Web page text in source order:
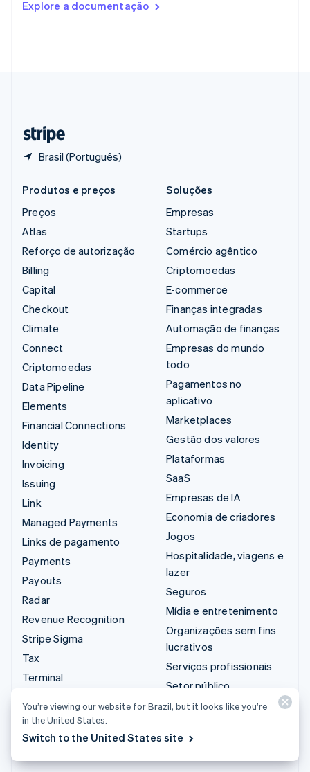
Explore a documentação
Brasil (Português)
English
Produtos e preços
Preços
Atlas
Reforço de autorização
Billing
Capital
Checkout
Climate
Connect
Criptomoedas
Data Pipeline
Elements
Financial Connections
Identity
Invoicing
Issuing
Link
Managed Payments
Links de pagamento
Payments
Payouts
Radar
Revenue Recognition
Stripe Sigma
Tax
Terminal
Soluções
Empresas
Startups
Comércio agêntico
Criptomoedas
E-commerce
Finanças integradas
Automação de finanças
Empresas do mundo
todo
Pagamentos no
aplicativo
Marketplaces
Gestão dos valores
Plataformas
SaaS
Empresas de IA
Economia de criadores
Jogos
Hospitalidade, viagens e
lazer
Seguros
Mídia e entretenimento
Organizações sem fins
lucrativos
Serviços profissionais
Setor público
Varejo
Integrações e soluções
You’re viewing our website for Brazil, but it looks like you’re
in the United States.
Switch to the United States site